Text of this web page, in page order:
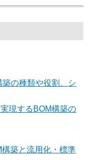
の種類や役割、シ
現するBOM構築の
築と流用化・標準